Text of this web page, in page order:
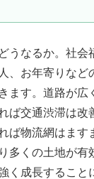
うなるか。社会
、お年寄りなど
ます。道路が広
ば交通渋滞は改
ば物流網はます
多くの土地が有
く成長すること